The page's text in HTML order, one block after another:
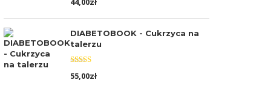
5.00na 5
DIABETOBOOK - Cukrzyca na
talerzu
Oceniono
5.00na 5
55,00zł